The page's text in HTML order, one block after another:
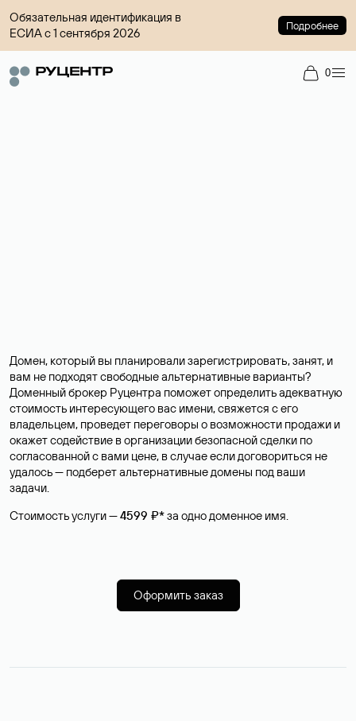
Обязательная идентификация в
ЕСИА с 1 сентября 2026
Подробнее
0
Домен, который вы планировали зарегистрировать, занят, и
вам не подходят свободные альтернативные варианты?
Доменный брокер Руцентра поможет определить адекватную
стоимость интересующего вас имени, свяжется с его
владельцем, проведет переговоры о возможности продажи и
окажет содействие в организации безопасной сделки по
согласованной с вами цене, в случае если договориться не
удалось — подберет альтернативные домены под ваши
задачи.
Стоимость услуги —4599 ₽*за одно доменное имя.
Оформить заказ